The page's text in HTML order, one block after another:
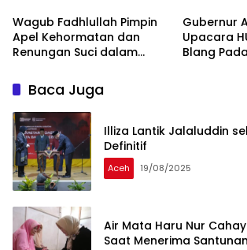
Wagub Fadhlullah Pimpin
Apel Kehormatan dan
Renungan Suci dalam
BIRO ADMINISTRASI
PIMPINAN SETDA ACEH
Gubernur
Upacara
Blang
Baca Juga
Illiza Lantik Jalaluddin
Definitif
Aceh 19/08/2025
Air Mata Haru Nur
Saat Menerima